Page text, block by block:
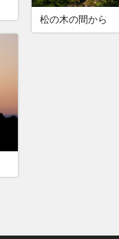
松の木の間から